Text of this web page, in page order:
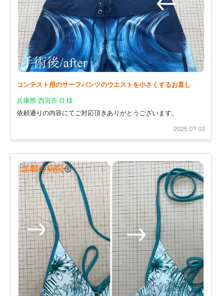
コンテスト用のサーフパンツのウエストを小さくするお直し
兵庫県 西宮市 O 様
依頼通りの内容にてご対応頂きありがとうございます。
2025.07.03